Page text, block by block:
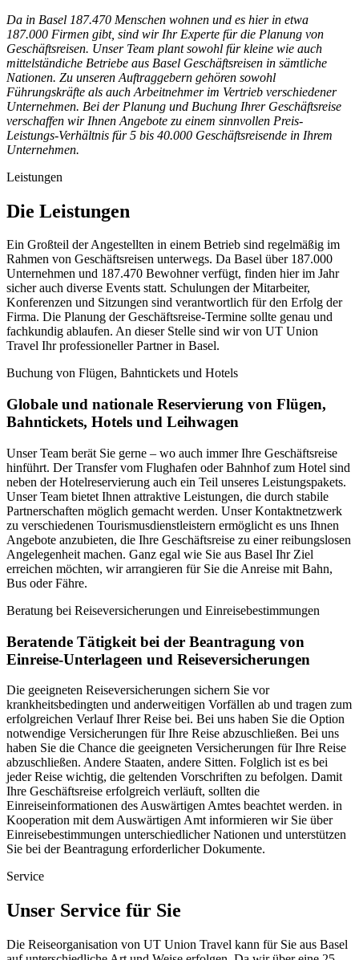
Da in Basel 187.470 Menschen wohnen und es hier in etwa
187.000 Firmen gibt, sind wir Ihr Experte für die Planung von
Geschäftsreisen. Unser Team plant sowohl für kleine wie auch
mittelständiche Betriebe aus Basel Geschäftsreisen in sämtliche
Nationen. Zu unseren Auftraggebern gehören sowohl
Führungskräfte als auch Arbeitnehmer im Vertrieb verschiedener
Unternehmen. Bei der Planung und Buchung Ihrer Geschäftsreise
verschaffen wir Ihnen Angebote zu einem sinnvollen Preis-
Leistungs-Verhältnis für 5 bis 40.000 Geschäftsreisende in Ihrem
Unternehmen.
Leistungen
Die Leistungen
Ein Großteil der Angestellten in einem Betrieb sind regelmäßig im
Rahmen von Geschäftsreisen unterwegs. Da Basel über 187.000
Unternehmen und 187.470 Bewohner verfügt, finden hier im Jahr
sicher auch diverse Events statt. Schulungen der Mitarbeiter,
Konferenzen und Sitzungen sind verantwortlich für den Erfolg der
Firma. Die Planung der Geschäftsreise-Termine sollte genau und
fachkundig ablaufen. An dieser Stelle sind wir von UT Union
Travel Ihr professioneller Partner in Basel.
Buchung von Flügen, Bahntickets und Hotels
Globale und nationale Reservierung von Flügen,
Bahntickets, Hotels und Leihwagen
Unser Team berät Sie gerne – wo auch immer Ihre Geschäftsreise
hinführt. Der Transfer vom Flughafen oder Bahnhof zum Hotel sind
neben der Hotelreservierung auch ein Teil unseres Leistungspakets.
Unser Team bietet Ihnen attraktive Leistungen, die durch stabile
Partnerschaften möglich gemacht werden. Unser Kontaktnetzwerk
zu verschiedenen Tourismusdienstleistern ermöglicht es uns Ihnen
Angebote anzubieten, die Ihre Geschäftsreise zu einer reibungslosen
Angelegenheit machen. Ganz egal wie Sie aus Basel Ihr Ziel
erreichen möchten, wir arrangieren für Sie die Anreise mit Bahn,
Bus oder Fähre.
Beratung bei Reiseversicherungen und Einreisebestimmungen
Beratende Tätigkeit bei der Beantragung von
Einreise-Unterlageen und Reiseversicherungen
Die geeigneten Reiseversicherungen sichern Sie vor
krankheitsbedingten und anderweitigen Vorfällen ab und tragen zum
erfolgreichen Verlauf Ihrer Reise bei. Bei uns haben Sie die Option
notwendige Versicherungen für Ihre Reise abzuschließen. Bei uns
haben Sie die Chance die geeigneten Versicherungen für Ihre Reise
abzuschließen. Andere Staaten, andere Sitten. Folglich ist es bei
jeder Reise wichtig, die geltenden Vorschriften zu befolgen. Damit
Ihre Geschäftsreise erfolgreich verläuft, sollten die
Einreiseinformationen des Auswärtigen Amtes beachtet werden. in
Kooperation mit dem Auswärtigen Amt informieren wir Sie über
Einreisebestimmungen unterschiedlicher Nationen und unterstützen
Sie bei der Beantragung erforderlicher Dokumente.
Service
Unser Service für Sie
Die Reiseorganisation von UT Union Travel kann für Sie aus Basel